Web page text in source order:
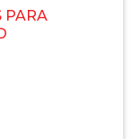
PARA